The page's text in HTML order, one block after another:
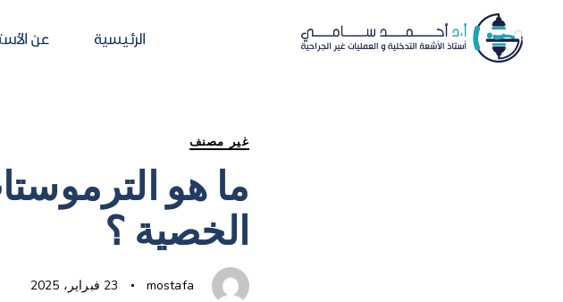
الرئيسية عن
غير مصنف
ما هو
الخصية ؟
mostafa 23 فبراير، 2025